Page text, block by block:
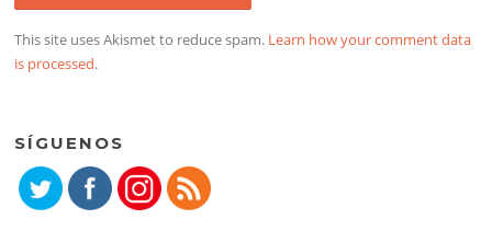
This site uses Akismet to reduce spam. Learn how your comment data
is processed.
SÍGUENOS